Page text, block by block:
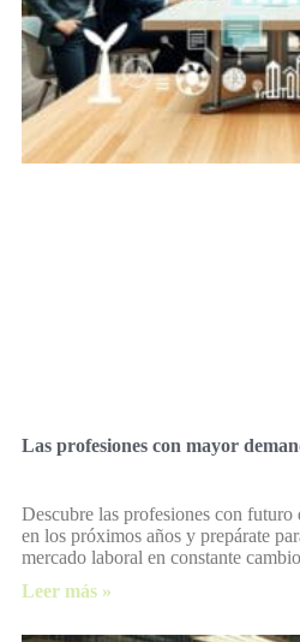
Las profesiones con mayor
Descubre las profesiones con futuro
en los próximos años y prepárate
mercado laboral en constante
Leer más »